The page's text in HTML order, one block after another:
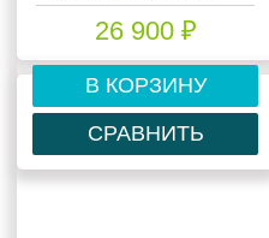
26 900 ₽
В КОРЗИНУ
СРАВНИТЬ